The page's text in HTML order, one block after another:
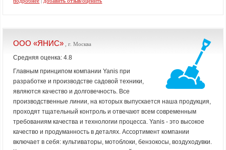
ООО «ЯНИС» , г. Москва
Средняя оценка: 4.8
Главным принципом компании Yanis при
разработке и производстве садовой техники,
являются качество и долговечность. Все
производственные линии, на которых выпускается наша продукция,
проходят тщательный контроль и отвечают всем современным
требованиям качества и технологии процесса. Yanis - это высокое
качество и продуманность в деталях. Ассортимент компании
включает в себя: культиваторы, мотоблоки, бензокосы, воздуходувки.